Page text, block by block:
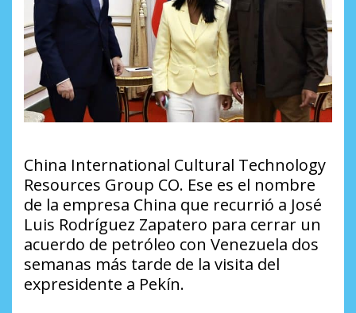
China International Cultural Technology
Resources Group CO. Ese es el nombre
de la empresa China que recurrió a José
Luis Rodríguez Zapatero para cerrar un
acuerdo de petróleo con Venezuela dos
semanas más tarde de la visita del
expresidente a Pekín.